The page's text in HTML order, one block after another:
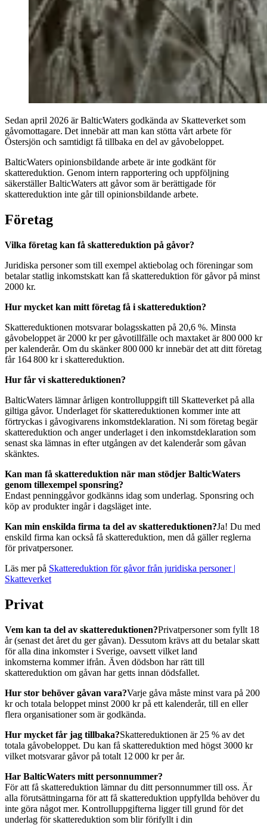
Sedan april 2026 är BalticWaters godkända av Skatteverket som
gåvomottagare. Det innebär att man kan stötta vårt arbete för
Östersjön och samtidigt få tillbaka en del av gåvobeloppet.
BalticWaters opinionsbildande arbete är inte godkänt för
skattereduktion. Genom intern rapportering och uppföljning
säkerställer BalticWaters att gåvor som är berättigade för
skattereduktion inte går till opinionsbildande arbete.
Företag
Vilka företag kan få skattereduktion på gåvor?
Juridiska personer som till exempel aktiebolag och föreningar som
betalar statlig inkomstskatt kan få skattereduktion för gåvor på minst
2000 kr.
Hur mycket kan mitt företag få i skattereduktion?
Skattereduktionen motsvarar bolagsskatten på 20,6 %. Minsta
gåvobeloppet är 2000 kr per gåvotillfälle och maxtaket är 800 000 kr
per kalenderår. Om du skänker 800 000 kr innebär det att ditt företag
får 164 800 kr i skattereduktion.
Hur får vi skattereduktionen?
BalticWaters lämnar årligen kontrolluppgift till Skatteverket på alla
giltiga gåvor. Underlaget för skattereduktionen kommer inte att
förtryckas i gåvogivarens inkomstdeklaration. Ni som företag begär
skattereduktion och anger underlaget i den inkomstdeklaration som
senast ska lämnas in efter utgången av det kalenderår som gåvan
skänktes.
Kan man få skattereduktion när man stödjer BalticWaters
genom tillexempel sponsring?
Endast penninggåvor godkänns idag som underlag. Sponsring och
köp av produkter ingår i dagsläget inte.
Kan min enskilda firma ta del av skattereduktionen?Ja! Du med
enskild firma kan också få skattereduktion, men då gäller reglerna
för privatpersoner.
Läs mer på Skattereduktion för gåvor från juridiska personer |
Skatteverket
Privat
Vem kan ta del av skattereduktionen?Privatpersoner som fyllt 18
år (senast det året du ger gåvan). Dessutom krävs att du betalar skatt
för alla dina inkomster i Sverige, oavsett vilket land
inkomsterna kommer ifrån. Även dödsbon har rätt till
skattereduktion om gåvan har getts innan dödsfallet.
Hur stor behöver gåvan vara?Varje gåva måste minst vara på 200
kr och totala beloppet minst 2000 kr på ett kalenderår, till en eller
flera organisationer som är godkända.
Hur mycket får jag tillbaka?Skattereduktionen är 25 % av det
totala gåvobeloppet. Du kan få skattereduktion med högst 3000 kr
vilket motsvarar gåvor på totalt 12 000 kr per år.
Har BalticWaters mitt personnummer?
För att få skattereduktion lämnar du ditt personnummer till oss. Är
alla förutsättningarna för att få skattereduktion uppfyllda behöver du
inte göra något mer. Kontrolluppgifterna ligger till grund för det
underlag för skattereduktion som blir förifyllt i din